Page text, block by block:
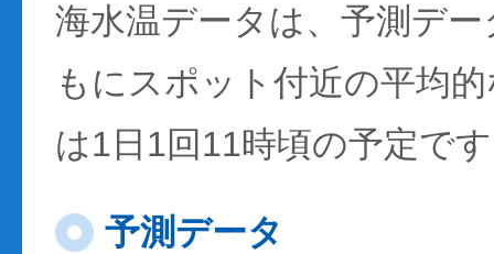
海水温データは、予測デ
もにスポット付近の平均
は1日1回11時頃の予定で
予測データ